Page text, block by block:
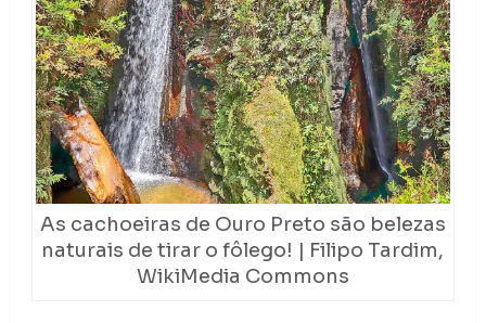
As cachoeiras de Ouro Preto são belezas
naturais de tirar o fôlego! | Filipo Tardim,
WikiMedia Commons